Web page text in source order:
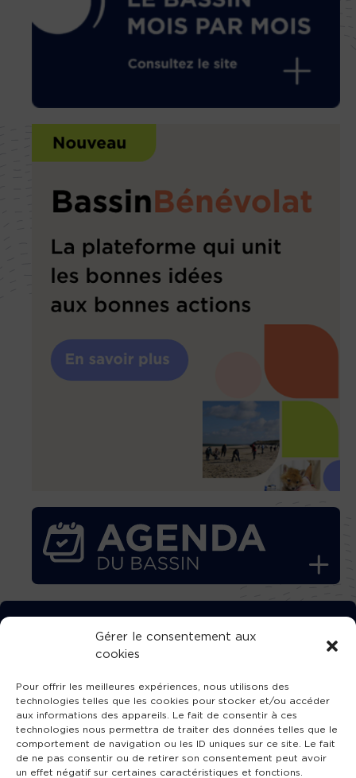
Gérer le consentement aux
cookies
Pour offrir les meilleures expériences, nous utilisons des
technologies telles que les cookies pour stocker et/ou accéder
aux informations des appareils. Le fait de consentir à ces
technologies nous permettra de traiter des données telles que le
comportement de navigation ou les ID uniques sur ce site. Le fait
de ne pas consentir ou de retirer son consentement peut avoir
un effet négatif sur certaines caractéristiques et fonctions.
TÉLÉCHARGEZ GRATUITEMENT
L’APPLICATION TVBA !
SUIVEZ-NOUS !